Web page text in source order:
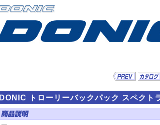
DONIC トローリーバックパック スペクト